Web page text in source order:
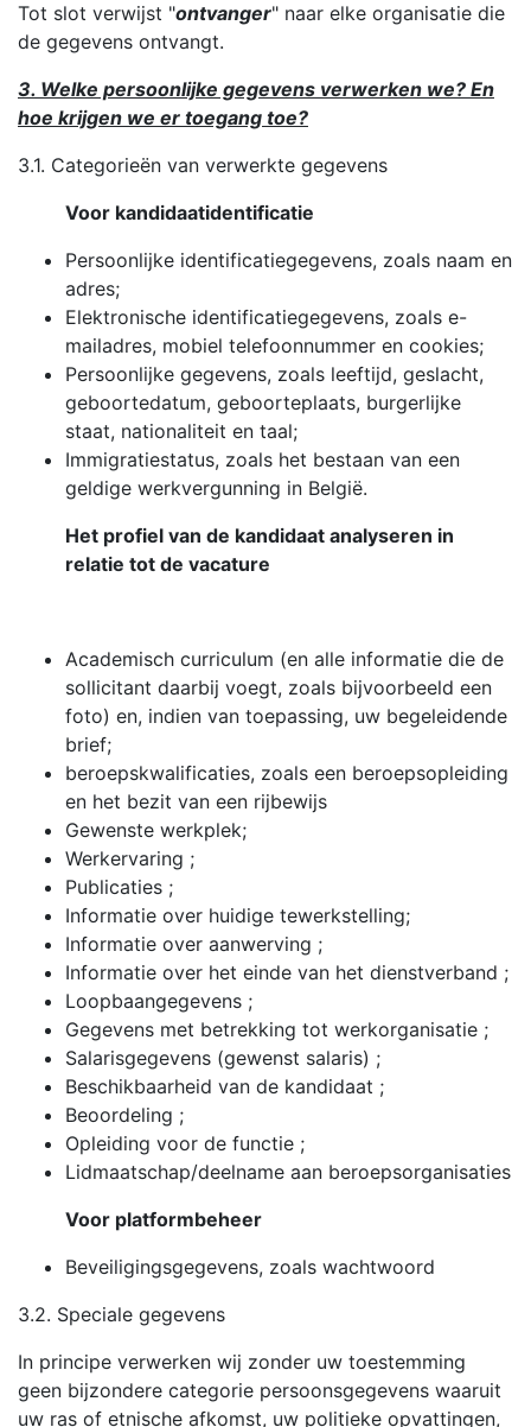
Tot slot verwijst "ontvanger" naar elke organisatie die
de gegevens ontvangt.
3. Welke persoonlijke gegevens verwerken we? En
hoe krijgen we er toegang toe?
3.1. Categorieën van verwerkte gegevens
Voor kandidaatidentificatie
Persoonlijke identificatiegegevens, zoals naam en
adres;
Elektronische identificatiegegevens, zoals e-
mailadres, mobiel telefoonnummer en cookies;
Persoonlijke gegevens, zoals leeftijd, geslacht,
geboortedatum, geboorteplaats, burgerlijke
staat, nationaliteit en taal;
Immigratiestatus, zoals het bestaan van een
geldige werkvergunning in België.
Het profiel van de kandidaat analyseren in
relatie tot de vacature
Academisch curriculum (en alle informatie die de
sollicitant daarbij voegt, zoals bijvoorbeeld een
foto) en, indien van toepassing, uw begeleidende
brief;
beroepskwalificaties, zoals een beroepsopleiding
en het bezit van een rijbewijs
Gewenste werkplek;
Werkervaring ;
Publicaties ;
Informatie over huidige tewerkstelling;
Informatie over aanwerving ;
Informatie over het einde van het dienstverband ;
Loopbaangegevens ;
Gegevens met betrekking tot werkorganisatie ;
Salarisgegevens (gewenst salaris) ;
Beschikbaarheid van de kandidaat ;
Beoordeling ;
Opleiding voor de functie ;
Lidmaatschap/deelname aan beroepsorganisaties
Voor platformbeheer
Beveiligingsgegevens, zoals wachtwoord
3.2. Speciale gegevens
In principe verwerken wij zonder uw toestemming
geen bijzondere categorie persoonsgegevens waaruit
uw ras of etnische afkomst, uw politieke opvattingen,